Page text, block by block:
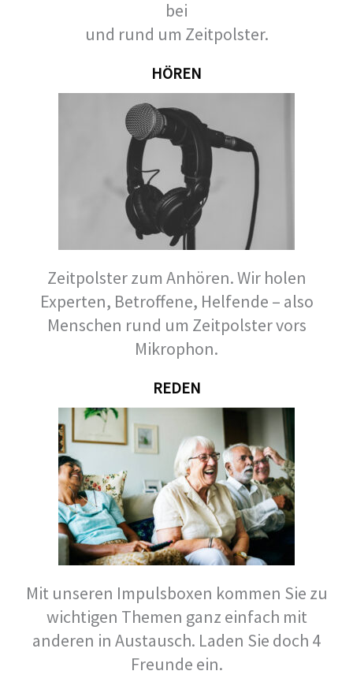
bei
und rund um Zeitpolster.
HÖREN
Zeitpolster zum Anhören. Wir holen
Experten, Betroffene, Helfende – also
Menschen rund um Zeitpolster vors
Mikrophon.
REDEN
Mit unseren Impulsboxen kommen Sie zu
wichtigen Themen ganz einfach mit
anderen in Austausch. Laden Sie doch 4
Freunde ein.